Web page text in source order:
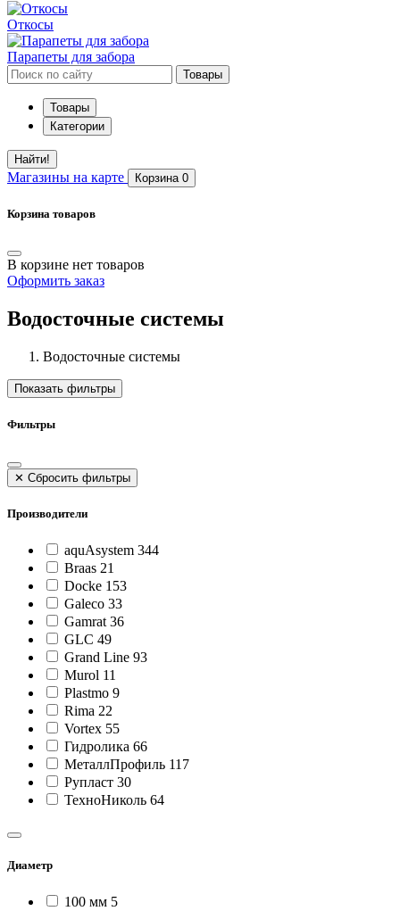
Откосы
Парапеты для забора
Товары
Товары
Категории
Найти!
Магазины на карте Корзина 0
Корзина товаров
В корзине нет товаров
Оформить заказ
Водосточные системы
Водосточные системы
Показать фильтры
Фильтры
✕ Сбросить фильтры
Производители
aquAsystem 344
Braas 21
Docke 153
Galeco 33
Gamrat 36
GLC 49
Grand Line 93
Murol 11
Plastmo 9
Rima 22
Vortex 55
Гидролика 66
МеталлПрофиль 117
Рупласт 30
ТехноНиколь 64
Диаметр
100 мм 5